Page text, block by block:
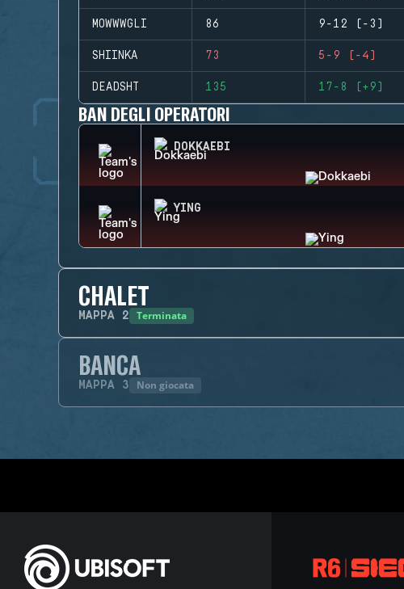
MOWWWGLI 86 9-12 (-3)
SHIINKA 73 5-9 (-4)
DEADSHT 135 17-8 (+9)
BAN DEGLI OPERATORI
DOKKAEBI
YING
CHALET
MAPPA 2 Terminata
BANCA
MAPPA 3 Non giocata